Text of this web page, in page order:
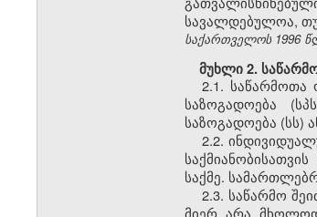
სავალდებულოა, თუ
საქართველოს 1996
მუხლი 2.
2.1. საწარმოთა
საზოგადოება
საზოგადოება (სს)
2.2.
საქმე.
2.3. საწარმო
მიერ არა